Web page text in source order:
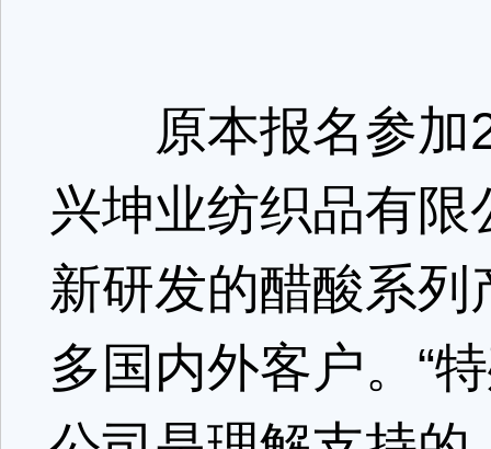
原本报名参加
兴坤业纺织品有
新研发的醋酸系
多国内外客户。“